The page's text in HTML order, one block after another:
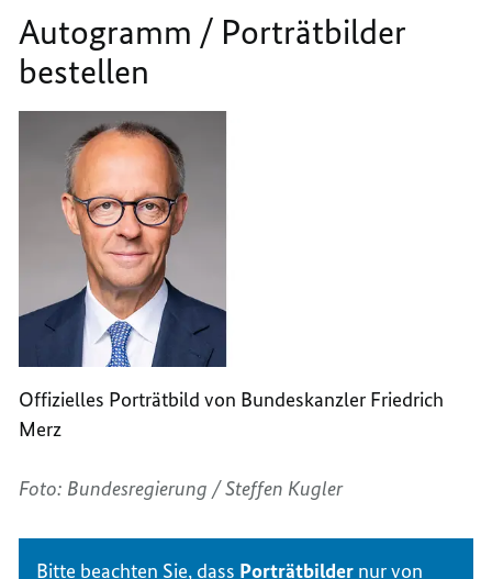
Autogramm / Porträtbilder
bestellen
Offizielles Porträtbild von Bundeskanzler Friedrich
Merz
Foto: Bundesregierung / Steffen Kugler
Bitte beachten Sie, dass Porträtbilder nur von